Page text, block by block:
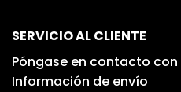
SERVICIO AL CLIENTE
Póngase en contacto
Información de envío